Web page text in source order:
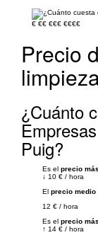
€ €€ €€€ €€€€
Precio
¿Cuánto
Puig?
Es el precio
↓ 10 € / hora
El precio medio
12 € / hora
Es el precio
↑ 14 € / hora